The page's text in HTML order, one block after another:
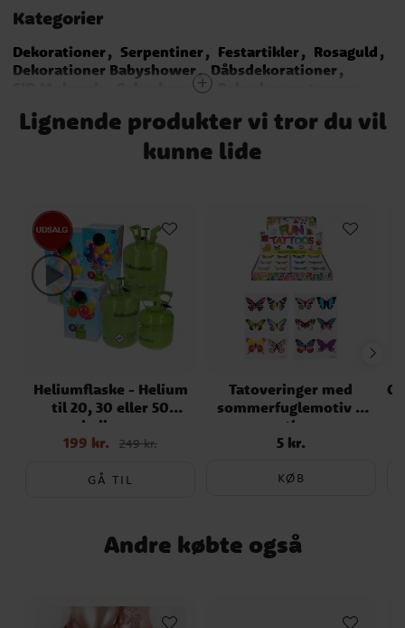
Kategorier
Dekorationer Serpentiner Festartikler
Rosaguld
Dekorationer Babyshower
Dåbsdekorationer
Babyshower
30 års fødselsdag
Ditsy Floral
Barbie
Heste fødselsdag
Disco fødselsdag
20 års fødselsdag
60 års fødselsdag
Borddækning dåb
Dåb & Navngivning
Bryllup
Dåbstemaer
Farvetemaer
Temafest
Lignende produkter vi tror du vil
kunne lide
Heliumflaske - Helium
til 20, 30 eller 50
balloner
Nupris: 199 kr.Tidligere
199 kr. 249 kr.
GÅ TIL
Tatoveringer med
sommerfuglemotiv 6
stk.
Pris :5 kr.
5 kr.
KØB
Andre købte også